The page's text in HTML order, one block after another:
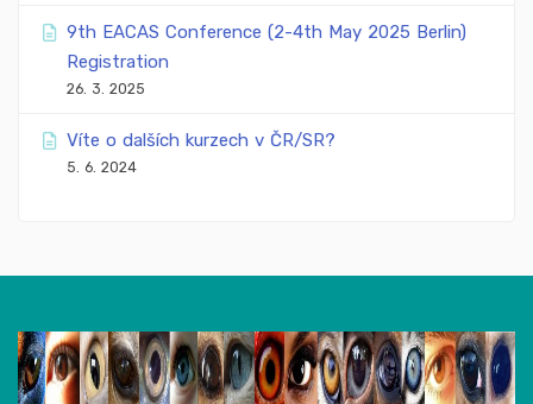
9th EACAS Conference (2-4th May 2025 Berlin)
Registration
26. 3. 2025
Víte o dalších kurzech v ČR/SR?
5. 6. 2024